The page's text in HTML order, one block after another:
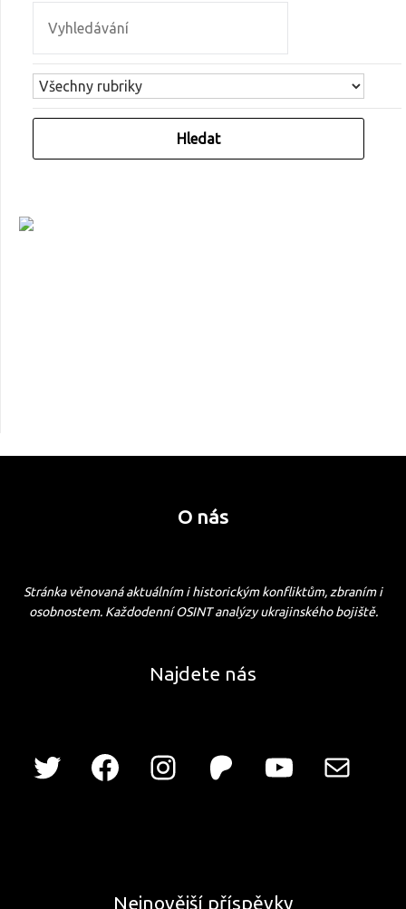
O nás
Stránka věnovaná aktuálním i historickým konfliktům, zbraním i
osobnostem. Každodenní OSINT analýzy ukrajinského bojiště.
Najdete nás
Nejnovější příspěvky